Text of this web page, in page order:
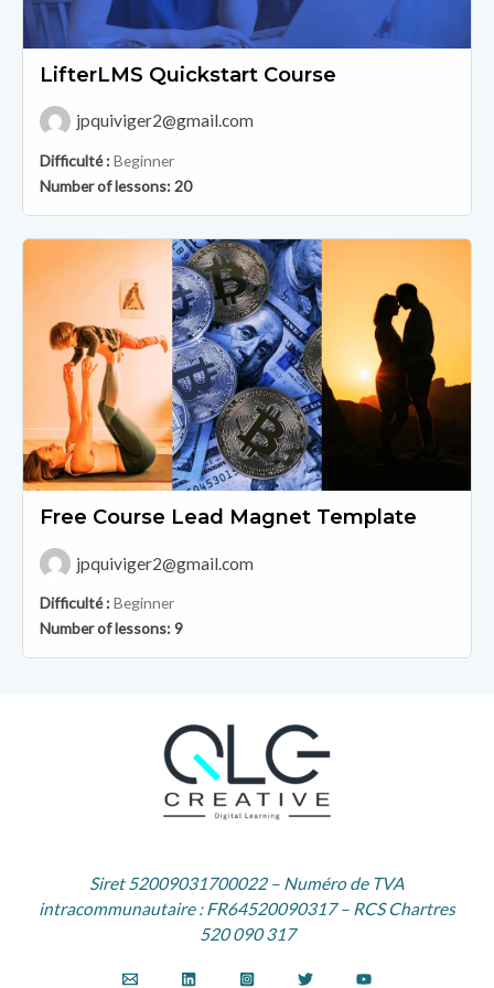
LifterLMS Quickstart Course
jpquiviger2@gmail.com
Difficulté :Beginner
Number of lessons:20
Free Course Lead Magnet Template
jpquiviger2@gmail.com
Difficulté :Beginner
Number of lessons:9
Siret 52009031700022 – Numéro de TVA
intracommunautaire : FR64520090317 – RCS Chartres
520 090 317